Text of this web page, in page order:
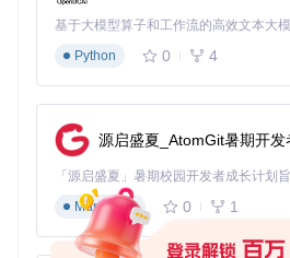
基于大模型算子和工作流的高效文本大
Python
0 4
源启盛夏_AtomGit暑期开发
Markdown
0 1